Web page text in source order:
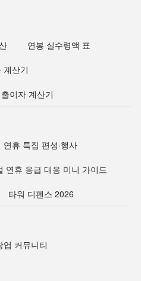
연봉 실수령액 표
계산기
이자 계산기
연휴 특집 편성·행사
연휴 응급 대응 미니 가이드
타워 디펜스 2026
업 커뮤니티